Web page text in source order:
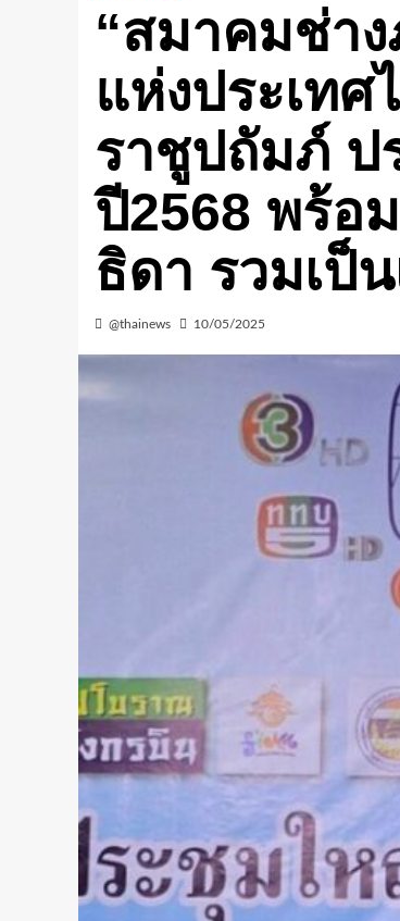
“สมาคมช่า
แห่งประเทศ
ราชูปถัมภ์
ปี2568 พร้อ
ธิดา รวมเป็
@thainews 10/05/2025